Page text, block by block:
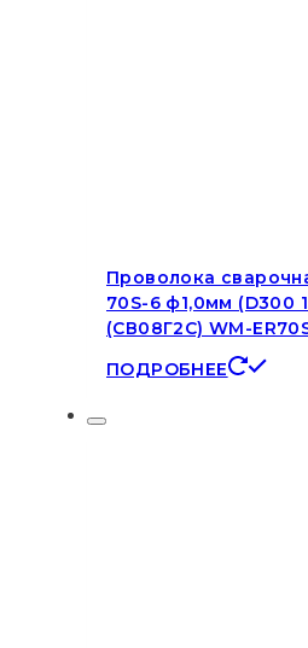
Проволока
70S-6 ф1,0мм (D300
(СВ08Г2С) WM-
ПОДРОБНЕЕ